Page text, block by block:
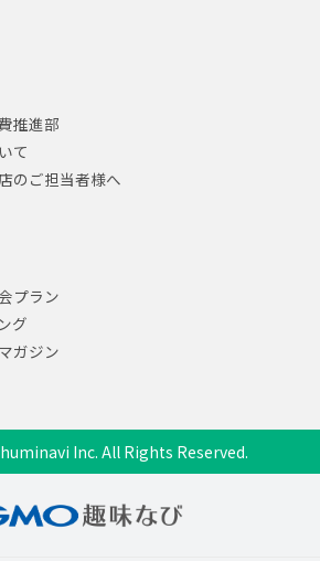
推進部
て
のご担当者様へ
プラン
グ
ガジン
Inc. All Rights Reserved.